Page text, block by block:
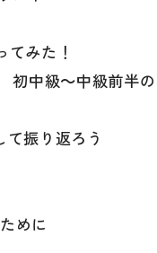
みた！
中級～中級前半
振り返ろう
めに